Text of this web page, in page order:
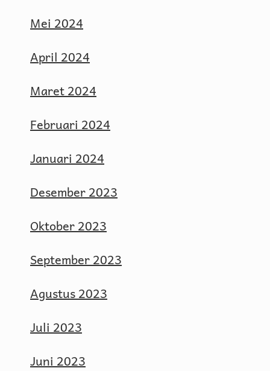
Mei 2024
April 2024
Maret 2024
Februari 2024
Januari 2024
Desember 2023
Oktober 2023
September 2023
Agustus 2023
Juli 2023
Juni 2023